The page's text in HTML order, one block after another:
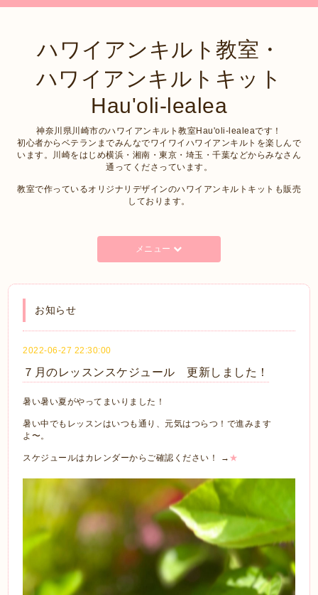
ハワイアンキルト教室・
ハワイアンキルトキット
Hau'oli-lealea
神奈川県川崎市のハワイアンキルト教室Hau'oli-lealeaです！
初心者からベテランまでみんなでワイワイハワイアンキルトを楽しんで
います。川崎をはじめ横浜・湘南・東京・埼玉・千葉などからみなさん
通ってくださっています。
教室で作っているオリジナリデザインのハワイアンキルトキットも販売
しております。
メニュー
お知らせ
2022-06-27 22:30:00
７月のレッスンスケジュール 更新しました！
暑い暑い夏がやってまいりました！
暑い中でもレッスンはいつも通り、元気はつらつ！で進みます
よ〜。
スケジュールはカレンダーからご確認ください！ → ★